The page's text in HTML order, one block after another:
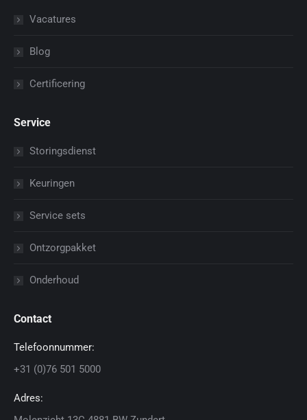
Vacatures
Blog
Certificering
Service
Storingsdienst
Keuringen
Service sets
Ontzorgpakket
Onderhoud
Contact
Telefoonnummer:
+31 (0)76 501 5000
Adres: